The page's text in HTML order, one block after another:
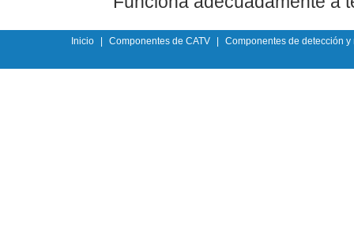
Inicio Componentes de CATV Componentes de detección y